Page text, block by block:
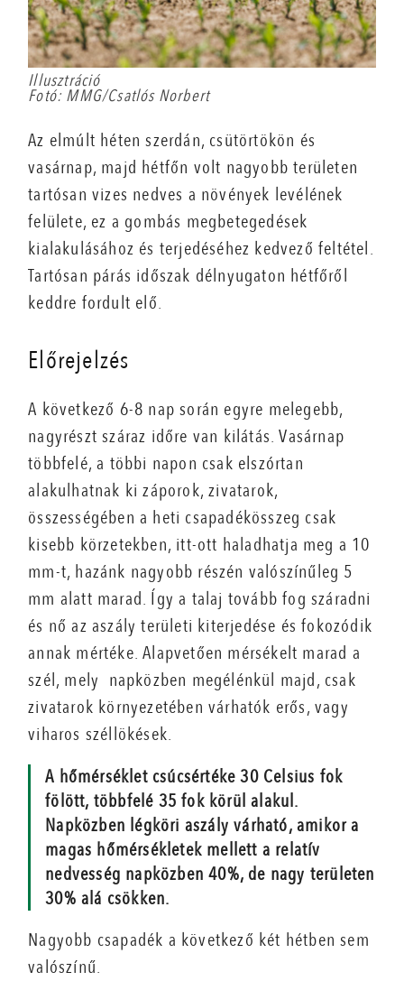
Illusztráció
Fotó: MMG/Csatlós Norbert
Az elmúlt héten szerdán, csütörtökön és
vasárnap, majd hétfőn volt nagyobb területen
tartósan vizes nedves a növények levélének
felülete, ez a gombás megbetegedések
kialakulásához és terjedéséhez kedvező feltétel.
Tartósan párás időszak délnyugaton hétfőről
keddre fordult elő.
Előrejelzés
A következő 6-8 nap során egyre melegebb,
nagyrészt száraz időre van kilátás. Vasárnap
többfelé, a többi napon csak elszórtan
alakulhatnak ki záporok, zivatarok,
összességében a heti csapadékösszeg csak
kisebb körzetekben, itt-ott haladhatja meg a 10
mm-t, hazánk nagyobb részén valószínűleg 5
mm alatt marad. Így a talaj tovább fog száradni
és nő az aszály területi kiterjedése és fokozódik
annak mértéke. Alapvetően mérsékelt marad a
szél, mely napközben megélénkül majd, csak
zivatarok környezetében várhatók erős, vagy
viharos széllökések.
A hőmérséklet csúcsértéke 30 Celsius fok
fölött, többfelé 35 fok körül alakul.
Napközben légköri aszály várható, amikor a
magas hőmérsékletek mellett a relatív
nedvesség napközben 40%, de nagy területen
30% alá csökken.
Nagyobb csapadék a következő két hétben sem
valószínű.